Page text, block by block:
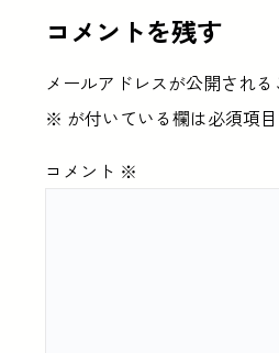
コメントを残す
メールアドレスが公開される
※ が付いている欄は必須項
コメント ※